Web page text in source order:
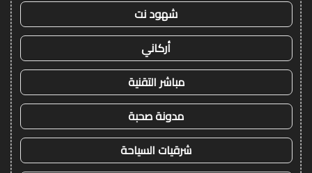
شهود نت
أركاني
مباشر التقنية
مدونة صحبة
شرقيات السياحة